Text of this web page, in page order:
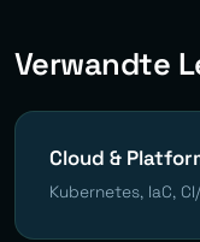
Verwandte
Cloud &
Kubernetes, IaC,